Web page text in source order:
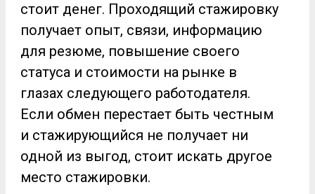
стоит денег. Проходящий стажировку
получает опыт, связи, информацию
для резюме, повышение своего
статуса и стоимости на рынке в
глазах следующего работодателя.
Если обмен перестает быть честным
и стажирующийся не получает ни
одной из выгод, стоит искать другое
место стажировки.